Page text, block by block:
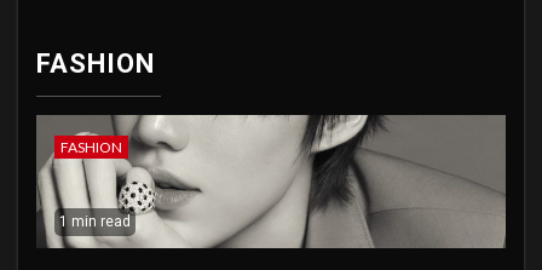
FASHION
FASHION
1 min read